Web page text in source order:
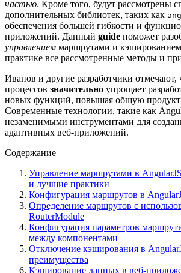
частью. Кроме того, будут рассмотрены
дополнительных библиотек, таких как
обеспечения большей гибкости и
приложений. Данный guide поможет
управлением маршрутами и
практике все рассмотренные методы и
Иванов и другие разработчики
процессов значительно упрощает
новых функций, повышая общую
Современные технологии, такие как
незаменимыми инструментами для
адаптивных веб-приложений.
Содержание
Управление маршрутами в
и лучшие практики
Конфигурация маршрутов в
Определение маршрутов с
RouterModule
Конфигурация параметров
между компонентами
Отключение кэширования в
преимущества
Кэширование данных в веб-